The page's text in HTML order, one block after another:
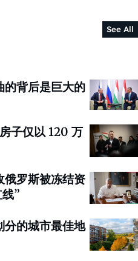
See All
的背后是巨大的
子仅以 120 万
俄罗斯被冻结资
”
分的城市最佳地